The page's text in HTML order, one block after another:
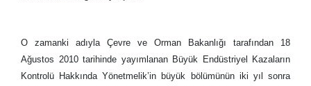
O zamanki adıyla Çevre ve Orman Bakanlığı tarafından 18
Ağustos 2010 tarihinde yayımlanan Büyük Endüstriyel Kazaların
Kontrolü Hakkında Yönetmelik’in büyük bölümünün iki yıl sonra